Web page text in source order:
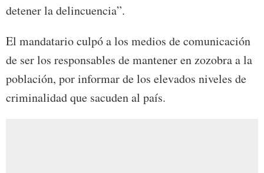
detener la delincuencia”.
El mandatario culpó a los medios de comunicación
de ser los responsables de mantener en zozobra a la
población, por informar de los elevados niveles de
criminalidad que sacuden al país.